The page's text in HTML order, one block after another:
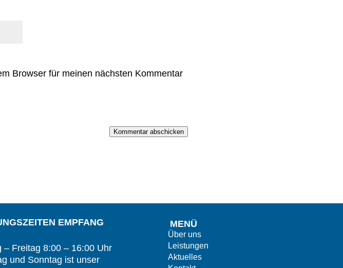
Browser für meinen nächsten Kommentar
Kommentar abschicken
EMPFANG
– Freitag 8:00 – 16:00 Uhr
und Sonntag ist unser
MENÜ
Über uns
Leistungen
Aktuelles